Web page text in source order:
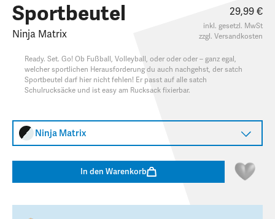
Sportbeutel
Ninja Matrix
29,99 €
inkl. gesetzl. MwSt
zzgl. Versandkosten
Ready. Set. Go! Ob Fußball, Volleyball, oder oder oder – ganz egal,
welcher sportlichen Herausforderung du auch nachgehst, der satch
Sportbeutel darf hier nicht fehlen! Er passt auf alle satch
Schulrucksäcke und ist easy am Rucksack fixierbar.
Ninja Matrix
In den Warenkorb